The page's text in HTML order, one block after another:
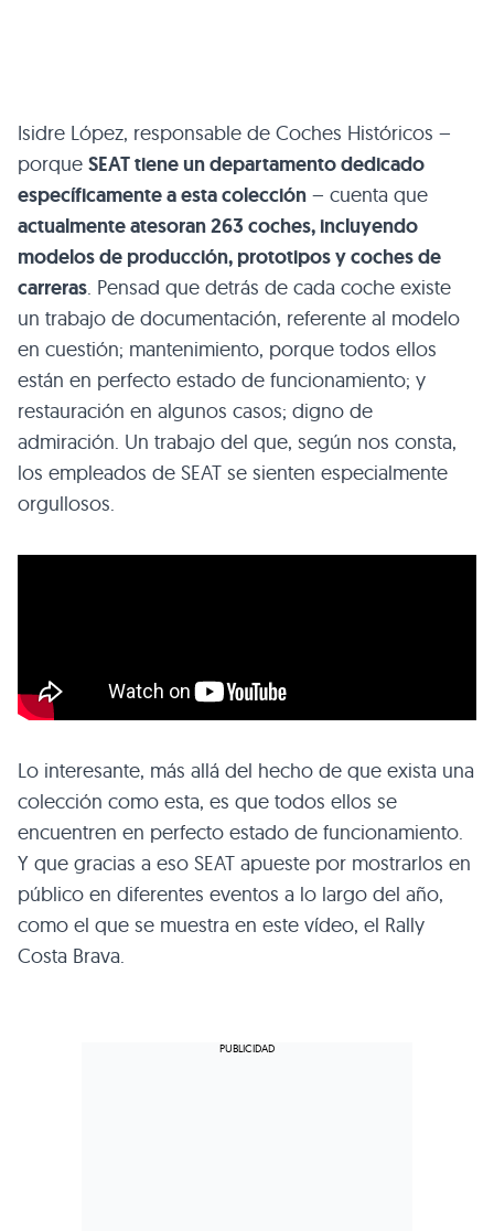
Isidre López, responsable de Coches Históricos –
porque SEAT tiene un departamento dedicado
específicamente a esta colección – cuenta que
actualmente atesoran 263 coches, incluyendo
modelos de producción, prototipos y coches de
carreras. Pensad que detrás de cada coche existe
un trabajo de documentación, referente al modelo
en cuestión; mantenimiento, porque todos ellos
están en perfecto estado de funcionamiento; y
restauración en algunos casos; digno de
admiración. Un trabajo del que, según nos consta,
los empleados de SEAT se sienten especialmente
orgullosos.
Lo interesante, más allá del hecho de que exista una
colección como esta, es que todos ellos se
encuentren en perfecto estado de funcionamiento.
Y que gracias a eso SEAT apueste por mostrarlos en
público en diferentes eventos a lo largo del año,
como el que se muestra en este vídeo, el Rally
Costa Brava.